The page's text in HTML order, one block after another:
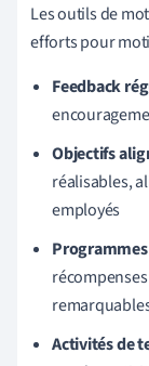
Les outils de
efforts pour
Feedback
Objectifs
réalisables,
employés
Activités de